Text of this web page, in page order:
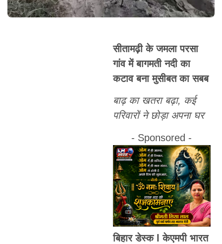
सीतामढ़ी के जमला परसा
गांव में बागमती नदी का
कटाव बना मुसीबत का सबब
बाढ़ का खतरा बढ़ा, कई
परिवारों ने छोड़ा अपना घर
- Sponsored -
बिहार डेस्क l केएमपी भारत